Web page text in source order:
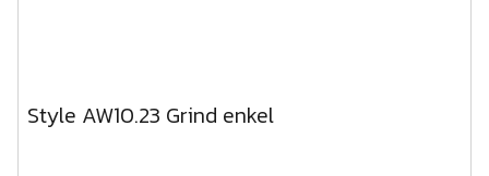
Style AW10.23 Grind enkel